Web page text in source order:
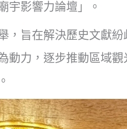
宇影響力論壇」。
，旨在解決歷史文獻
動力，逐步推動區域觀